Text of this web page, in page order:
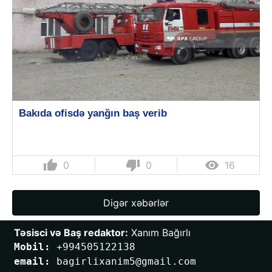
Bakıda ofisdə yanğın baş verib
thumb_up 0 thumb_down 0  16
Digər xəbərlər
Təsisci və Baş redaktor: Xanım Bağırlı
Mobil: +994505122138
email:
bagirlixanim5@gmail.com